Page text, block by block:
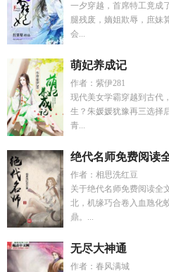
一夕穿越，首席特工竟成
腿残废，嫡姐欺辱，庶妹
会...
萌妃养成记
作者：紫伊281
现代美女学霸穿越到古代
生？朱媛媛犹豫再三选择
青...
绝代名师免费阅读
作者：相思洗红豆
关于绝代名师免费阅读全
北，机缘巧合卷入血虺化
鼎。...
无尽大神通
作者：春风满城